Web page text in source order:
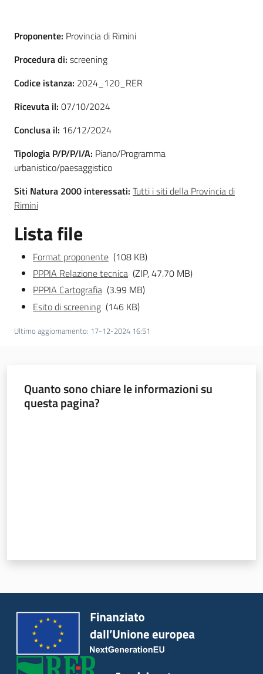
su
Argomenti
Novità
Servizi
Leggi Atti Bandi
Piani Programmi
Progetti
Proponente: Provincia di Rimini
Procedura di: screening
Codice istanza: 2024_120_RER
Ricevuta il: 07/10/2024
Conclusa il: 16/12/2024
Tipologia P/P/P/I/A: Piano/Programma
urbanistico/paesaggistico
Siti Natura 2000 interessati: Tutti i siti della Provincia di
Rimini
Lista file
Format proponente (108 KB)
PPPIA Relazione tecnica (ZIP, 47.70 MB)
PPPIA Cartografia (3.99 MB)
Esito di screening (146 KB)
Ultimo aggiornamento: 17-12-2024 16:51
Quanto sono chiare le informazioni su
questa pagina?